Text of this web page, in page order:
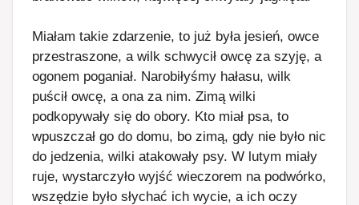
Miałam takie zdarzenie, to już była jesień, owce
przestraszone, a wilk schwycił owcę za szyję, a
ogonem poganiał. Narobiłyśmy hałasu, wilk
puścił owcę, a ona za nim. Zimą wilki
podkopywały się do obory. Kto miał psa, to
wpuszczał go do domu, bo zimą, gdy nie było nic
do jedzenia, wilki atakowały psy. W lutym miały
ruje, wystarczyło wyjść wieczorem na podwórko,
wszędzie było słychać ich wycie, a ich oczy